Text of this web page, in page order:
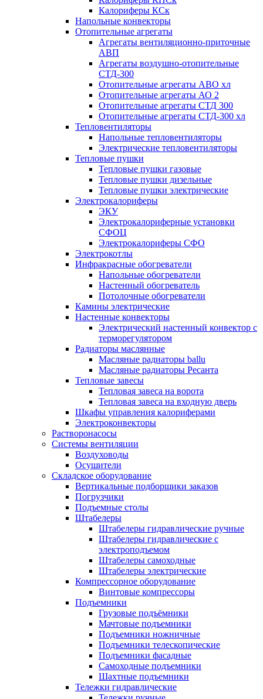
Калориферы КСк
Напольные конвекторы
Отопительные агрегаты
Агрегаты вентиляционно-приточные
АВП
Агрегаты воздушно-отопительные
СТД-300
Отопительные агрегаты АВО хл
Отопительные агрегаты АО 2
Отопительные агрегаты СТД 300
Отопительные агрегаты СТД-300 хл
Тепловентиляторы
Напольные тепловентиляторы
Электрические тепловентиляторы
Тепловые пушки
Тепловые пушки газовые
Тепловые пушки дизельные
Тепловые пушки электрические
Электрокалориферы
ЭКУ
Электрокалориферные установки
СФОЦ
Электрокалориферы СФО
Электрокотлы
Инфракрасные обогреватели
Напольные обогреватели
Настенный обогреватель
Потолочные обогреватели
Камины электрические
Настенные конвекторы
Электрический настенный конвектор с
терморегулятором
Радиаторы маслянные
Масляные радиаторы ballu
Масляные радиаторы Ресанта
Тепловые завесы
Тепловая завеса на ворота
Тепловая завеса на входную дверь
Шкафы управления калориферами
Электроконвекторы
Растворонасосы
Системы вентиляции
Воздуховоды
Осушители
Складское оборудование
Вертикальные подборщики заказов
Погрузчики
Подъемные столы
Штабелеры
Штабелеры гидравлические ручные
Штабелеры гидравлические с
электроподъемом
Штабелеры самоходные
Штабелеры электрические
Компрессорное оборудование
Винтовые компрессоры
Подъемники
Грузовые подъёмники
Мачтовые подъемники
Подъемники ножничные
Подъемники телескопические
Подъемники фасадные
Самоходные подъемники
Шахтные подъемники
Тележки гидравлические